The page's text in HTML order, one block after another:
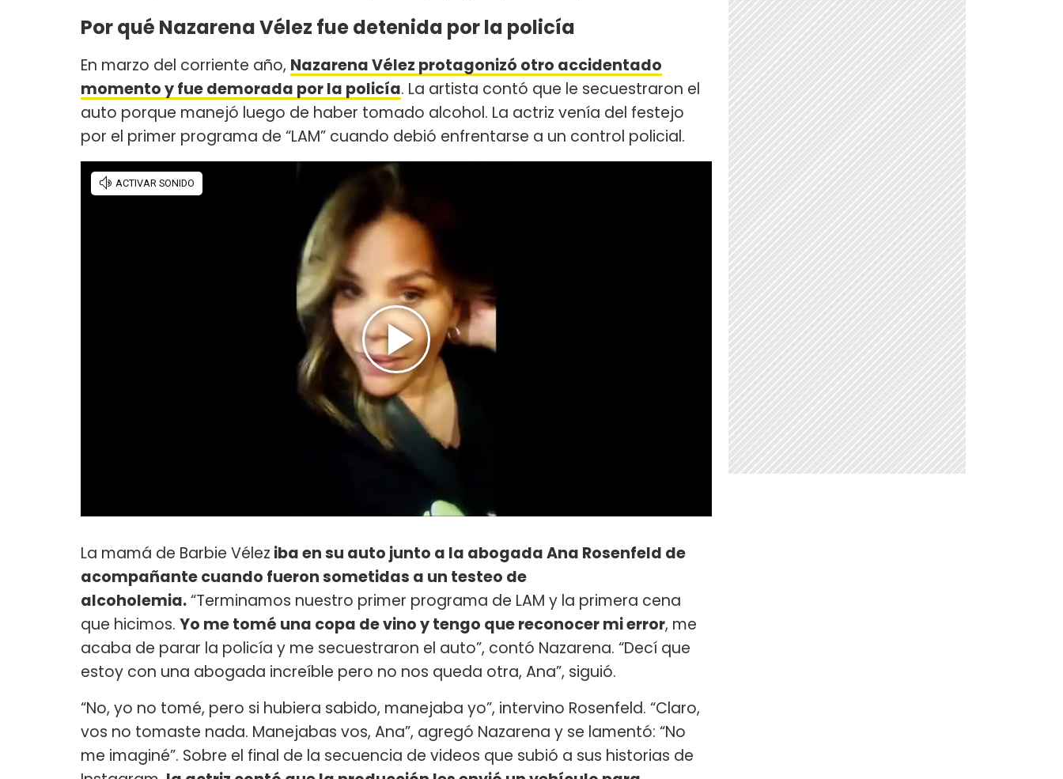
Por qué Nazarena Vélez fue detenida por la policía
En marzo del corriente año, Nazarena Vélez protagonizó otro accidentado
momento y fue demorada por la policía. La artista contó que le secuestraron el
auto porque manejó luego de haber tomado alcohol. La actriz venía del festejo
por el primer programa de “LAM” cuando debió enfrentarse a un control policial.
La mamá de Barbie Vélez iba en su auto junto a la abogada Ana Rosenfeld de
acompañante cuando fueron sometidas a un testeo de
alcoholemia.“Terminamos nuestro primer programa de LAM y la primera cena
que hicimos. Yo me tomé una copa de vino y tengo que reconocer mi error, me
acaba de parar la policía y me secuestraron el auto”, contó Nazarena. “Decí que
estoy con una abogada increíble pero no nos queda otra, Ana”, siguió.
“No, yo no tomé, pero si hubiera sabido, manejaba yo”, intervino Rosenfeld. “Claro,
vos no tomaste nada. Manejabas vos, Ana”, agregó Nazarena y se lamentó: “No
me imaginé”. Sobre el final de la secuencia de videos que subió a sus historias de